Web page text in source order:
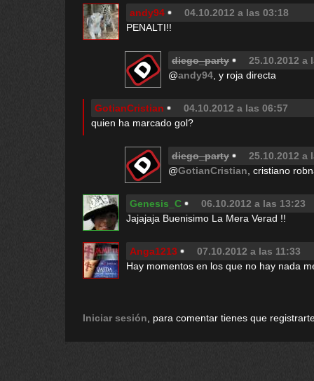
andy94
04.10.2012 a las 03:18
PENALTI!!
diego_party
25.10.2012 a
@andy94 , y roja directa
GotianCristian
04.10.2012 a las 06:57
quien ha marcado gol?
diego_party
25.10.2012 a
@GotianCristian , cristiano
Genesis_C
06.10.2012 a las 13:23
Jajajaja Buenisimo La Mera Verad !!
Anga1213
07.10.2012 a las 11:33
Hay momentos en los que no hay nada
Iniciar sesión , para comentar tienes que